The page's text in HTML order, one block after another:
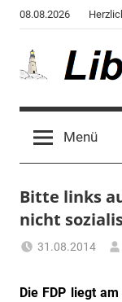
Zum
Inhalt
springen
08.08.2026
Warte
des
"Corona,
Klima,
"2020",
"Chronik
Menü
Bitte links
nicht
31.08.2014
Die FDP liegt